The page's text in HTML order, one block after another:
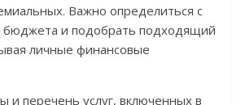
Важно определиться с
бюджета и подобрать подходящий
личные финансовые
и перечень услуг, включенных в